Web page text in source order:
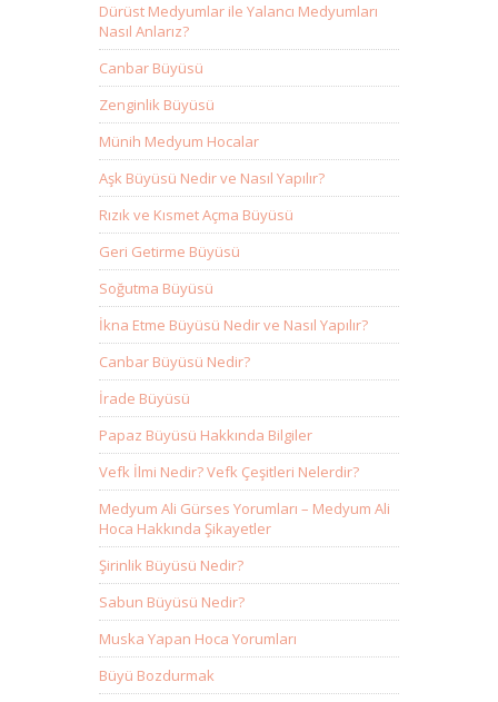
Dürüst Medyumlar ile Yalancı Medyumları
Nasıl Anlarız?
Canbar Büyüsü
Zenginlik Büyüsü
Münih Medyum Hocalar
Aşk Büyüsü Nedir ve Nasıl Yapılır?
Rızık ve Kısmet Açma Büyüsü
Geri Getirme Büyüsü
Soğutma Büyüsü
İkna Etme Büyüsü Nedir ve Nasıl Yapılır?
Canbar Büyüsü Nedir?
İrade Büyüsü
Papaz Büyüsü Hakkında Bilgiler
Vefk İlmi Nedir? Vefk Çeşitleri Nelerdir?
Medyum Ali Gürses Yorumları – Medyum Ali
Hoca Hakkında Şikayetler
Şirinlik Büyüsü Nedir?
Sabun Büyüsü Nedir?
Muska Yapan Hoca Yorumları
Büyü Bozdurmak